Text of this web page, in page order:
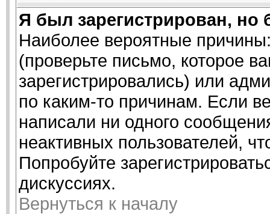
Я был зарегистрирован, но
Наиболее вероятные
(проверьте письмо, которое
зарегистрировались) или
по каким-то причинам. Если
написали ни одного
неактивных пользователей,
Попробуйте
дискуссиях.
Вернуться к началу